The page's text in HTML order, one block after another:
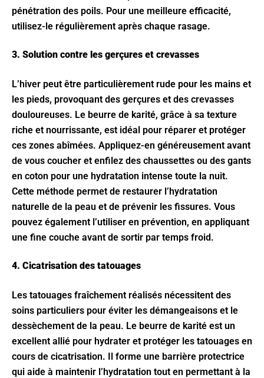
pénétration des poils. Pour une meilleure efficacité,
utilisez-le régulièrement après chaque rasage.
3. Solution contre les gerçures et crevasses
L’hiver peut être particulièrement rude pour les mains et
les pieds, provoquant des gerçures et des crevasses
douloureuses. Le beurre de karité, grâce à sa texture
riche et nourrissante, est idéal pour réparer et protéger
ces zones abîmées. Appliquez-en généreusement avant
de vous coucher et enfilez des chaussettes ou des gants
en coton pour une hydratation intense toute la nuit.
Cette méthode permet de restaurer l’hydratation
naturelle de la peau et de prévenir les fissures. Vous
pouvez également l’utiliser en prévention, en appliquant
une fine couche avant de sortir par temps froid.
4. Cicatrisation des tatouages
Les tatouages fraîchement réalisés nécessitent des
soins particuliers pour éviter les démangeaisons et le
dessèchement de la peau. Le beurre de karité est un
excellent allié pour hydrater et protéger les tatouages en
cours de cicatrisation. Il forme une barrière protectrice
qui aide à maintenir l’hydratation tout en permettant à la